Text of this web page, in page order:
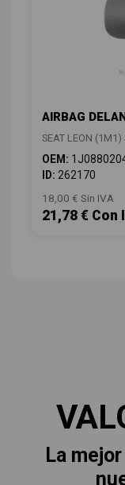
AIRBAG
SEAT LEON (1M1)
OEM:
ID: 262170
18,00 € Sin IVA
21,78 € Con
La